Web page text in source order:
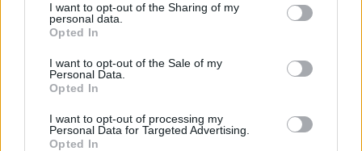
not limited to your visit or usage behaviour. You may click to
grant or deny consent to Google and its third-party tags to
use your data for below specified purposes in below Google
consent section.
I want to opt-out of the Sharing of my
personal data.
Opted In
I want to opt-out of the Sale of my
Personal Data.
Opted In
I want to opt-out of processing my
Personal Data for Targeted Advertising.
Opted In